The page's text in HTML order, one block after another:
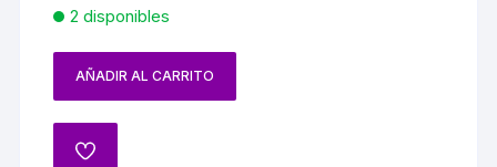
2 disponibles
AÑADIR AL CARRITO